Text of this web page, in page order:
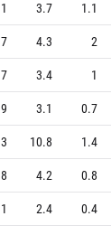
3.7
1.1
4.3
2
3.4
1
3.1
0.7
3 10.8
1.4
4.2
0.8
2.4
0.4